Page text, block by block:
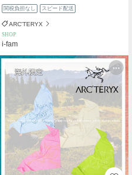
関税負担なし スピード配送
ARC'TERYX
SHOP
i-fam